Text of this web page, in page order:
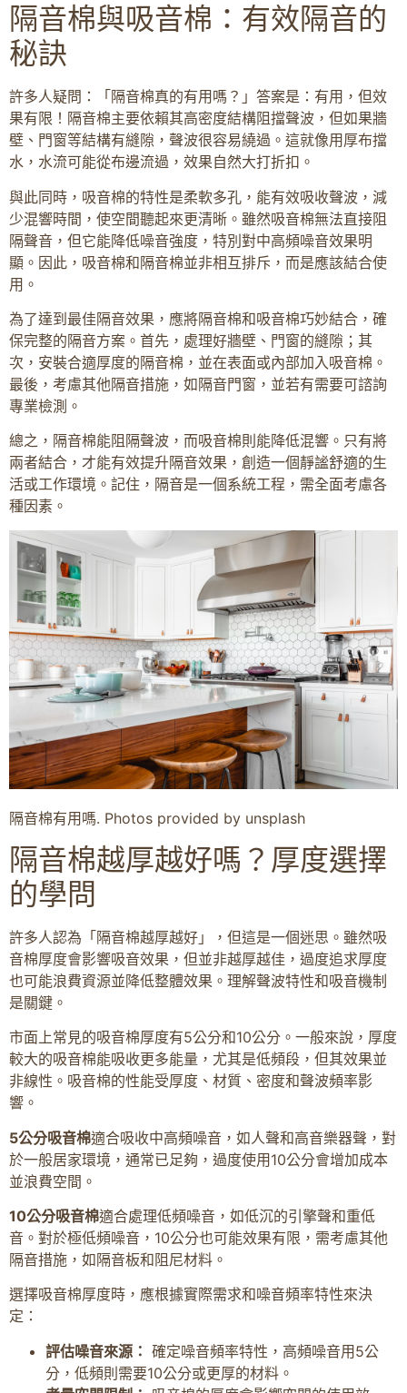
隔音棉與吸音棉：有效隔音的
秘訣
許多人疑問：「隔音棉真的有用嗎？」答案是：有用，但效
果有限！隔音棉主要依賴其高密度結構阻擋聲波，但如果牆
壁、門窗等結構有縫隙，聲波很容易繞過。這就像用厚布擋
水，水流可能從布邊流過，效果自然大打折扣。
與此同時，吸音棉的特性是柔軟多孔，能有效吸收聲波，減
少混響時間，使空間聽起來更清晰。雖然吸音棉無法直接阻
隔聲音，但它能降低噪音強度，特別對中高頻噪音效果明
顯。因此，吸音棉和隔音棉並非相互排斥，而是應該結合使
用。
為了達到最佳隔音效果，應將隔音棉和吸音棉巧妙結合，確
保完整的隔音方案。首先，處理好牆壁、門窗的縫隙；其
次，安裝合適厚度的隔音棉，並在表面或內部加入吸音棉。
最後，考慮其他隔音措施，如隔音門窗，並若有需要可諮詢
專業檢測。
總之，隔音棉能阻隔聲波，而吸音棉則能降低混響。只有將
兩者結合，才能有效提升隔音效果，創造一個靜謐舒適的生
活或工作環境。記住，隔音是一個系統工程，需全面考慮各
種因素。
隔音棉有用嗎. Photos provided by unsplash
隔音棉越厚越好嗎？厚度選擇
的學問
許多人認為「隔音棉越厚越好」，但這是一個迷思。雖然吸
音棉厚度會影響吸音效果，但並非越厚越佳，過度追求厚度
也可能浪費資源並降低整體效果。理解聲波特性和吸音機制
是關鍵。
市面上常見的吸音棉厚度有5公分和10公分。一般來說，厚度
較大的吸音棉能吸收更多能量，尤其是低頻段，但其效果並
非線性。吸音棉的性能受厚度、材質、密度和聲波頻率影
響。
5公分吸音棉適合吸收中高頻噪音，如人聲和高音樂器聲，對
於一般居家環境，通常已足夠，過度使用10公分會增加成本
並浪費空間。
10公分吸音棉適合處理低頻噪音，如低沉的引擎聲和重低
音。對於極低頻噪音，10公分也可能效果有限，需考慮其他
隔音措施，如隔音板和阻尼材料。
選擇吸音棉厚度時，應根據實際需求和噪音頻率特性來決
定：
評估噪音來源： 確定噪音頻率特性，高頻噪音用5公
分，低頻則需要10公分或更厚的材料。